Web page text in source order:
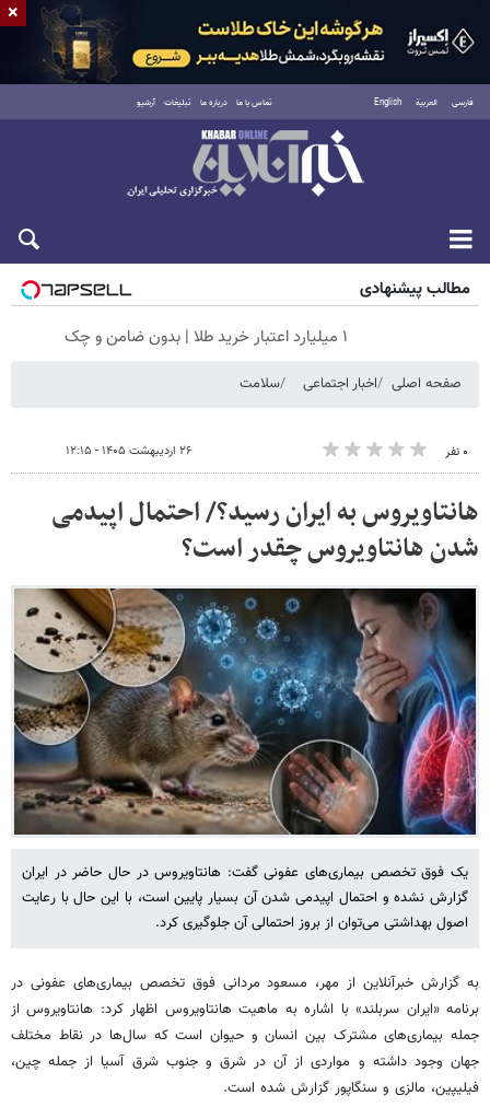
فارسی العربية English تماس با ما درباره ما تبلیغات آرشیو
جمعه ۱۶ مرداد ۱۴۰۵
مطالب پیشنهادی
۱ میلیارد اعتبار خرید طلا | بدون ضامن و چک
صفحه اصلی اخبار اجتماعی سلامت
۰ نفر ۲۶ اردیبهشت ۱۴۰۵ - ۱۲:۱۵
هانتاویروس به ایران رسید؟/ احتمال اپیدمی
شدن هانتاویروس چقدر است؟
یک فوق تخصص بیماری‌های عفونی گفت: هانتاویروس در حال حاضر در ایران
گزارش نشده و احتمال اپیدمی شدن آن بسیار پایین است، با این حال با رعایت
اصول بهداشتی می‌توان از بروز احتمالی آن جلوگیری کرد.
به گزارش خبرآنلاین از مهر، مسعود مردانی فوق تخصص بیماری‌های عفونی در
برنامه «ایران سربلند» با اشاره به ماهیت هانتاویروس اظهار کرد: هانتاویروس از
جمله بیماری‌های مشترک بین انسان و حیوان است که سال‌ها در نقاط مختلف
جهان وجود داشته و مواردی از آن در شرق و جنوب شرق آسیا از جمله چین،
فیلیپین، مالزی و سنگاپور گزارش شده است.
×